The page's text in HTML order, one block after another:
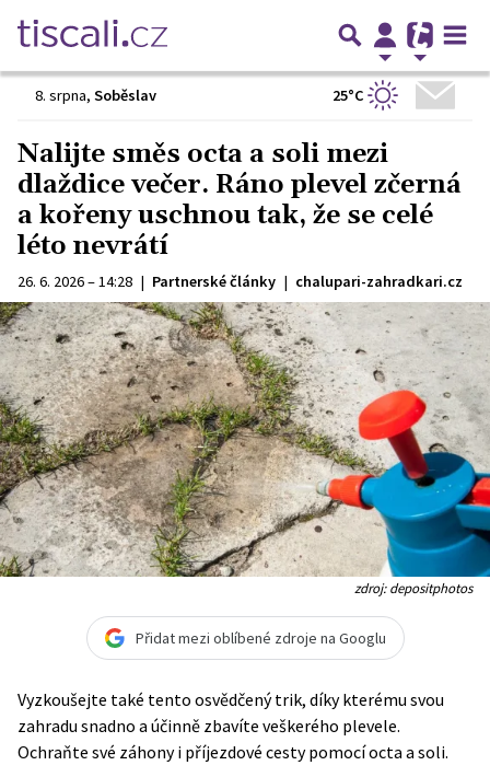
8. srpna, Soběslav 25°C
Nalijte směs octa a soli mezi
dlaždice večer. Ráno plevel zčerná
a kořeny uschnou tak, že se celé
léto nevrátí
26. 6. 2026 – 14:28 | Partnerské články | chalupari-zahradkari.cz
zdroj: depositphotos
Přidat mezi oblíbené zdroje na Googlu
Vyzkoušejte také tento osvědčený trik, díky kterému svou
zahradu snadno a účinně zbavíte veškerého plevele.
Ochraňte své záhony i příjezdové cesty pomocí octa a soli.